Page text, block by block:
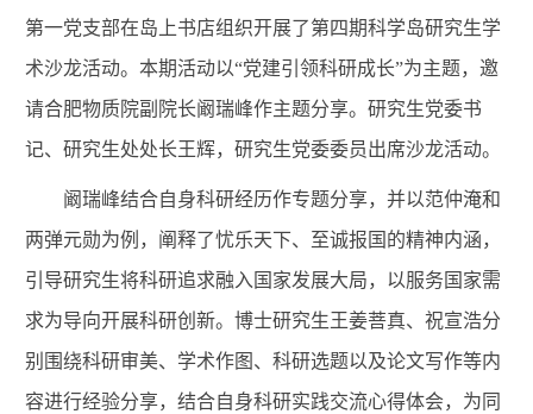
第一党支部在岛上书店组织开展了第四期科学岛研究生学
术沙龙活动。本期活动以“党建引领科研成长”为主题，邀
请合肥物质院副院长阚瑞峰作主题分享。研究生党委书
记、研究生处处长王辉，研究生党委委员出席沙龙活动。
阚瑞峰结合自身科研经历作专题分享，并以范仲淹和
两弹元勋为例，阐释了忧乐天下、至诚报国的精神内涵，
引导研究生将科研追求融入国家发展大局，以服务国家需
求为导向开展科研创新。博士研究生王姜菩真、祝宣浩分
别围绕科研审美、学术作图、科研选题以及论文写作等内
容进行经验分享，结合自身科研实践交流心得体会，为同